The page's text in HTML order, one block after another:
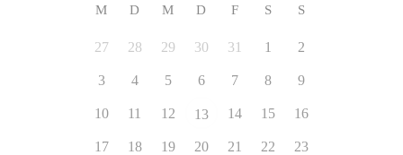
M D M D F S S
27 28 29 30 31 1 2
3 4 5 6 7 8 9
10 11 12 13 14 15 16
17 18 19 20 21 22 23